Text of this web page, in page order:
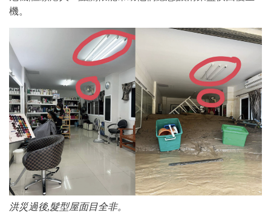
機。
洪災過後,髮型屋面目全非。